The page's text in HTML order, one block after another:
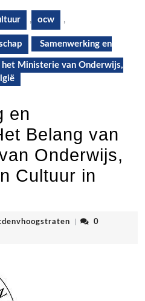
, ocw ,
Samenwerking en
Ministerie van Onderwijs,
en
Belang van
Onderwijs,
Cultuur in
cdenvhoogstraten
0